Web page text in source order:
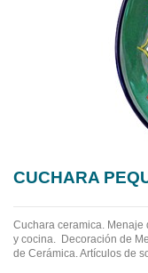
CUCHARA
Cuchara ceramica. Menaje
y cocina. Decoración de
de Cerámica. Artículos de